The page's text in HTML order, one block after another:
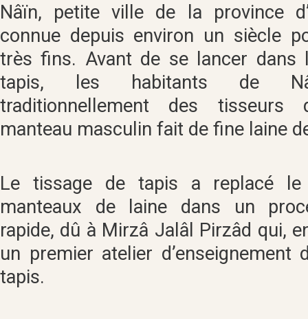
Nâïn, petite ville de la province
connue depuis environ un siècle
très fins. Avant de se lancer dans
tapis, les habitants de
traditionnellement des tisseurs
manteau masculin fait de fine laine
Le tissage de tapis a replacé le
manteaux de laine dans un
rapide, dû à Mirzâ Jalâl Pirzâd qui,
un premier atelier d’enseignement
tapis.